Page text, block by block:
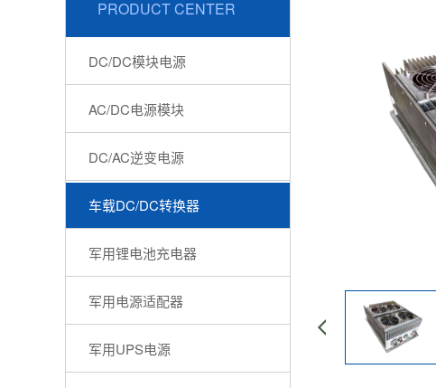
PRODUCT CENTER
DC/DC模块电源
AC/DC电源模块
DC/AC逆变电源
车载DC/DC转换器
军用锂电池充电器
军用电源适配器
军用UPS电源